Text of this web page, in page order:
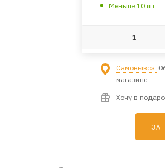
Меньше 10 шт
Самовывоз:
магазине
Хочу в